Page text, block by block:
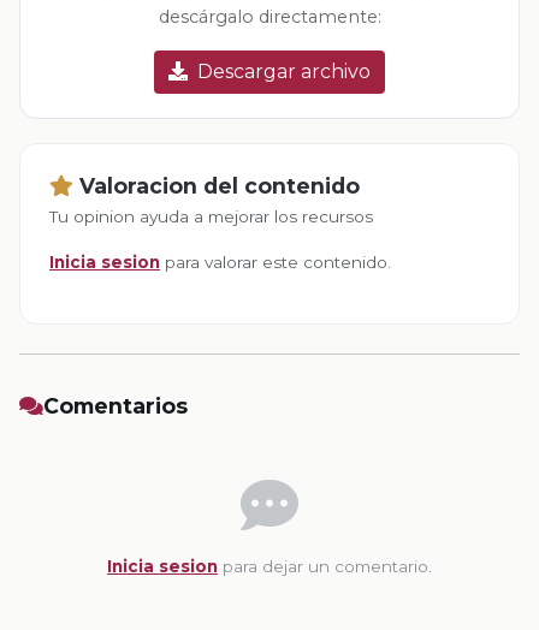
descárgalo directamente:
Descargar archivo
Valoracion del contenido
Tu opinion ayuda a mejorar los recursos
Inicia sesion para valorar este contenido.
Comentarios
Inicia sesion para dejar un comentario.